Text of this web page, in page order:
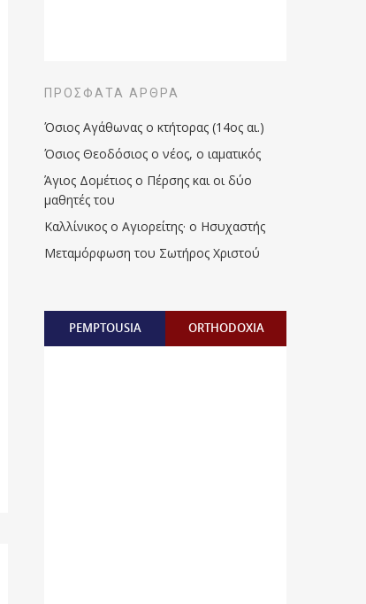
ΠΡΌΣΦΑΤΑ ΆΡΘΡΑ
Όσιος Αγάθωνας ο κτήτορας (14ος αι.)
Όσιος Θεοδόσιος ο νέος, ο ιαματικός
Άγιος Δομέτιος ο Πέρσης και οι δύο
μαθητές του
Καλλίνικος ο Αγιορείτης · ο Ησυχαστής
Μεταμόρφωση του Σωτήρος Χριστού
PEMPTOUSIA ORTHODOXIA